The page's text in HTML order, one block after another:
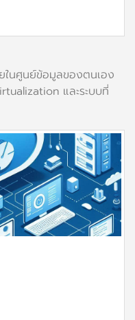
นศูนย์ข้อมูลของตนเอง
และระบบที่